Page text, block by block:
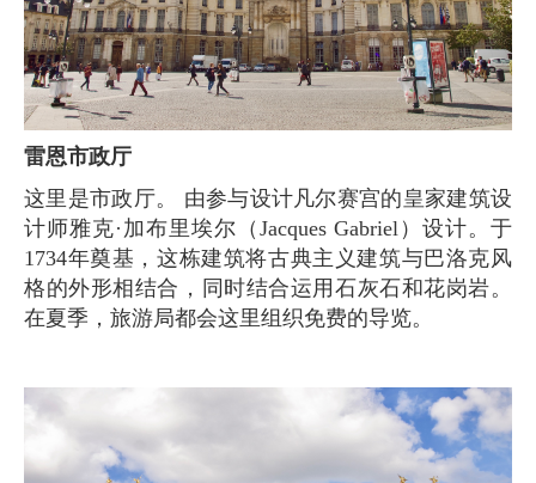
雷恩市政厅
这里是市政厅。 由参与设计凡尔赛宫的皇家建筑设
计师雅克·加布里埃尔（Jacques Gabriel）设计。于
1734年奠基，这栋建筑将古典主义建筑与巴洛克风
格的外形相结合，同时结合运用石灰石和花岗岩。
在夏季，旅游局都会这里组织免费的导览。